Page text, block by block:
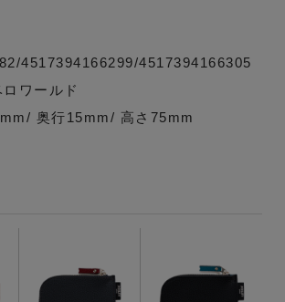
4517394166299/4517394166305
ワールド
奥行15mm/ 高さ75mm